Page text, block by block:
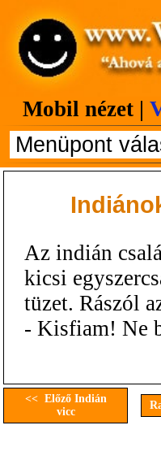
Mobil nézet |
Az indián
kicsi
tüzet. Rászól
- Kisfiam! Ne
<< Előző Indián
vicc